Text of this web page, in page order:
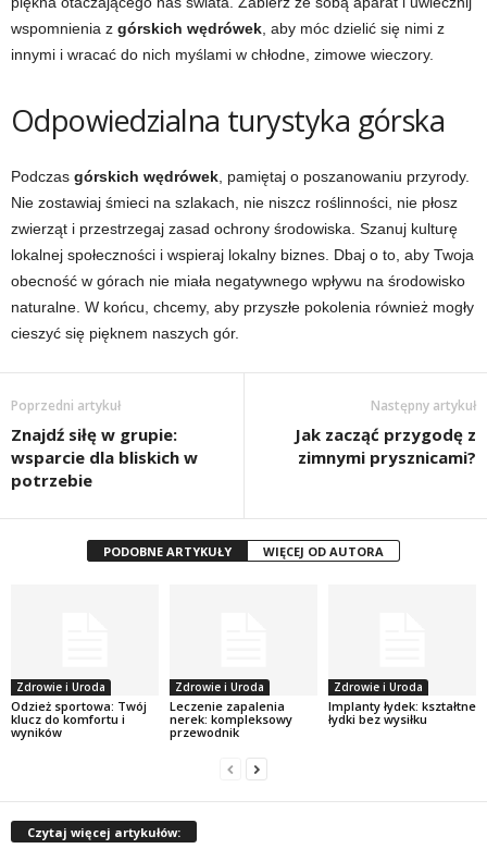
wspomnienia z górskich wędrówek , aby móc dzielić się nimi z
innymi i wracać do nich myślami w chłodne, zimowe wieczory.
Odpowiedzialna turystyka górska
Podczas górskich wędrówek , pamiętaj o poszanowaniu przyrody.
Nie zostawiaj śmieci na szlakach, nie niszcz roślinności, nie płosz
zwierząt i przestrzegaj zasad ochrony środowiska. Szanuj kulturę
lokalnej społeczności i wspieraj lokalny biznes. Dbaj o to, aby Twoja
obecność w górach nie miała negatywnego wpływu na środowisko
naturalne. W końcu, chcemy, aby przyszłe pokolenia również mogły
cieszyć się pięknem naszych gór.
Poprzedni artykuł
Znajdź siłę w grupie:
wsparcie dla bliskich w
potrzebie
Następny artykuł
Jak zacząć przygodę z
zimnymi prysznicami?
PODOBNE ARTYKUŁY WIĘCEJ OD AUTORA
Zdrowie i Uroda
Odzież sportowa: Twój
klucz do komfortu i
wyników
Zdrowie i Uroda
Leczenie zapalenia
nerek: kompleksowy
przewodnik
Zdrowie i Uroda
Implanty łydek: kształtne
łydki bez wysiłku
Czytaj więcej artykułów: